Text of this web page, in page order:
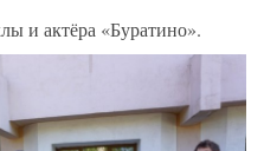
и актёра «Буратино».